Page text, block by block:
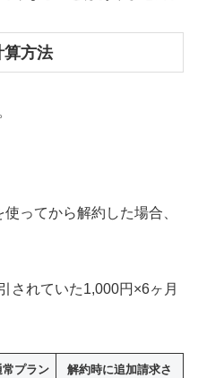
算方法
ってから解約した場合、
されていた1,000円×6ヶ月
常プラン
解約時に追加請求さ